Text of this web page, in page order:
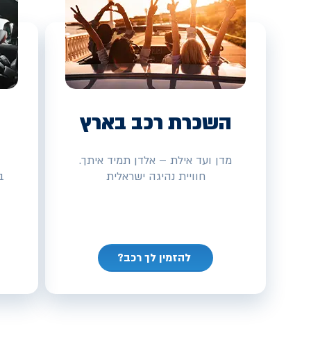
השכרת רכב בארץ
מדן ועד אילת – אלדן תמיד איתך.
חוויית נהיגה ישראלית
להזמין לך רכב?